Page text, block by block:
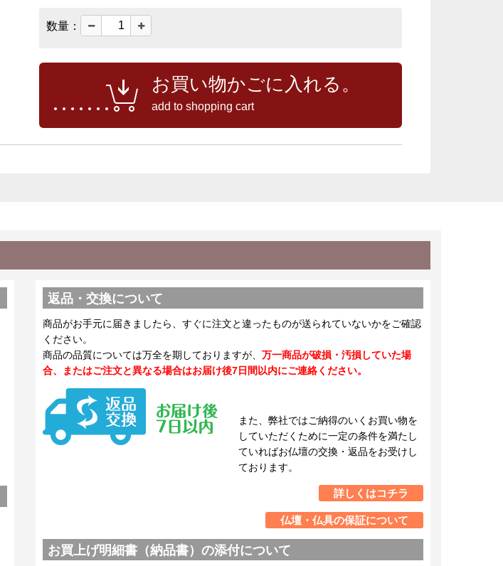
数量：
お買い物かごに入れる。
add to shopping cart
返品・交換について
商品がお手元に届きましたら、すぐに注文と違ったものが送られていないかをご確認
ください。
商品の品質については万全を期しておりますが、 万一商品が破損・汚損していた場
合、またはご注文と異なる場合はお届け後7日間以内にご連絡ください。
また、弊社ではご納得のいくお買い物を
していただくために一定の条件を満たし
ていればお仏壇の交換・返品をお受けし
ております。
詳しくはコチラ
仏壇・仏具の保証について
お買上げ明細書（納品書）の添付について